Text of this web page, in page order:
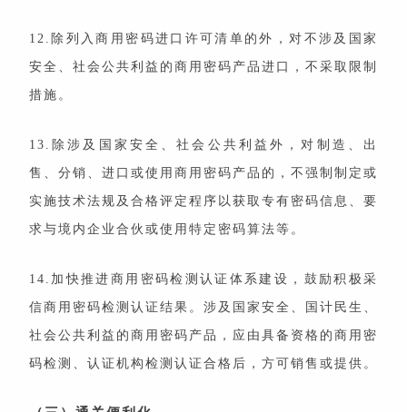
12.除列入商用密码进口许可清单的外，对不涉及国家
安全、社会公共利益的商用密码产品进口，不采取限制
措施。
13.除涉及国家安全、社会公共利益外，对制造、出
售、分销、进口或使用商用密码产品的，不强制制定或
实施技术法规及合格评定程序以获取专有密码信息、要
求与境内企业合伙或使用特定密码算法等。
14.加快推进商用密码检测认证体系建设，鼓励积极采
信商用密码检测认证结果。涉及国家安全、国计民生、
社会公共利益的商用密码产品，应由具备资格的商用密
码检测、认证机构检测认证合格后，方可销售或提供。